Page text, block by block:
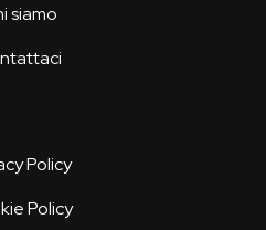
siamo
Policy
Policy